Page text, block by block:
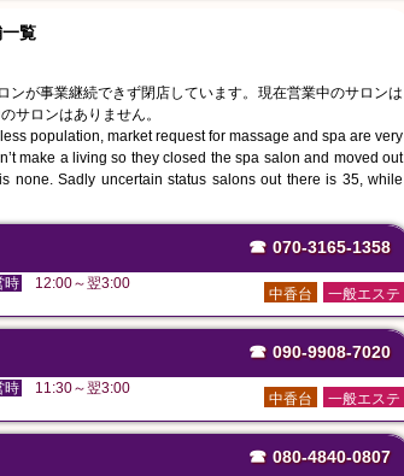
覧
が事業継続できず閉店しています。現在営業中のサロンは
サロンはありません。
population, market request for massage and spa are very
make a living so they closed the spa salon and moved out
none. Sadly uncertain status salons out there is 35, while
☎ 070-3165-1358
時 12:00～翌3:00
一般エステ
中香台
☎ 090-9908-7020
時 11:30～翌3:00
一般エステ
中香台
☎ 080-4840-0807